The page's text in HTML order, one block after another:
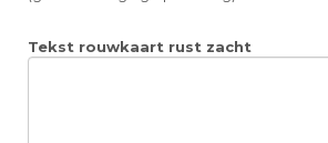
Tekst rouwkaart rust zacht